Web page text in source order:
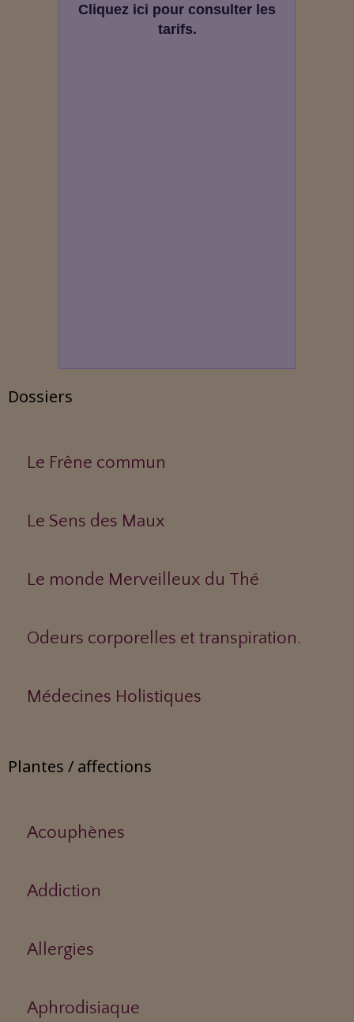
Cliquez ici pour consulter les
tarifs.
Dossiers
Le Frêne commun
Le Sens des Maux
Le monde Merveilleux du Thé
Odeurs corporelles et transpiration.
Médecines Holistiques
Plantes / affections
Acouphènes
Addiction
Allergies
Aphrodisiaque